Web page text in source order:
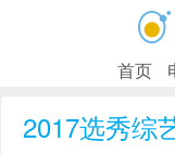
首页
2017选秀综